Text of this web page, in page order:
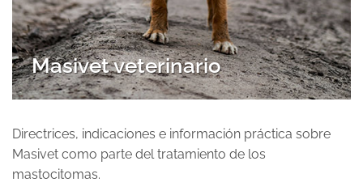
Masivet veterinario
Directrices, indicaciones e información práctica sobre
Masivet como parte del tratamiento de los
mastocitomas.